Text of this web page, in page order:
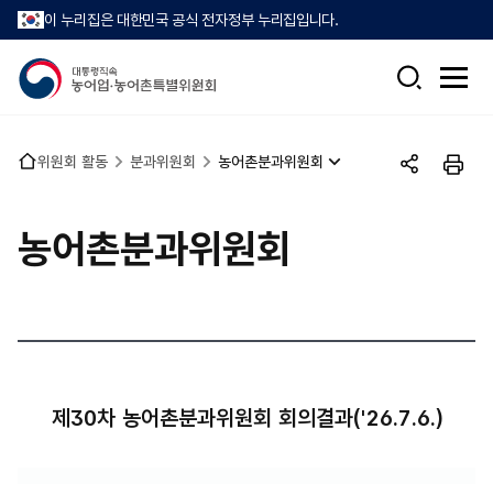
이 누리집은 대한민국 공식 전자정부 누리집입니다.
검
전
뉴
열
홈 위원회 활동 분과위원회 농어촌분과위원회
공
인
농어촌분과위원회
제30차 농어촌분과위원회 회의결과('26.7.6.)